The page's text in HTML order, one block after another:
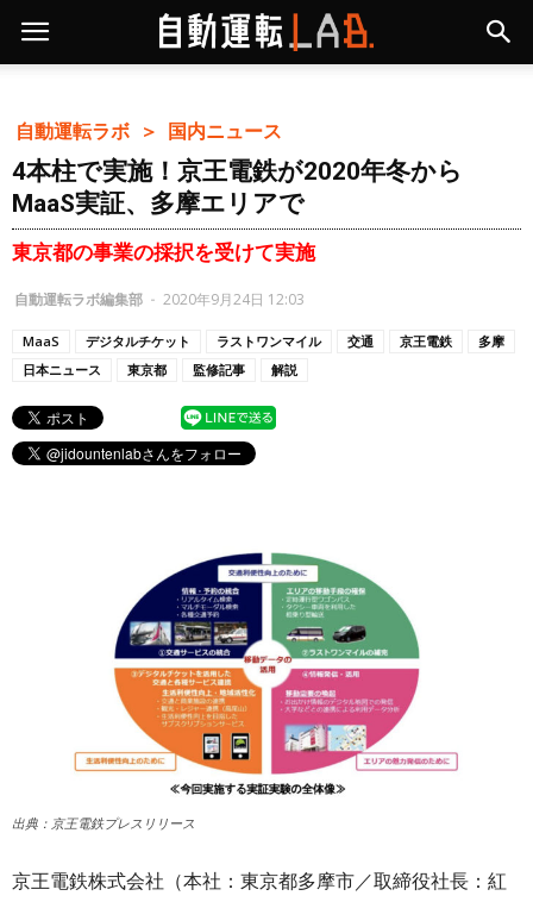
自動運転ラボ ＞ 国内ニュース
4本柱で実施！京王電鉄が2020年冬から
MaaS実証、多摩エリアで
東京都の事業の採択を受けて実施
自動運転ラボ編集部 - 2020年9月24日 12:03
MaaS デジタルチケット ラストワンマイル 交通 京王電鉄
多摩
日本ニュース
東京都 監修記事 解説
出典：京王電鉄プレスリリース
京王電鉄株式会社（本社：東京都多摩市／取締役社長：紅